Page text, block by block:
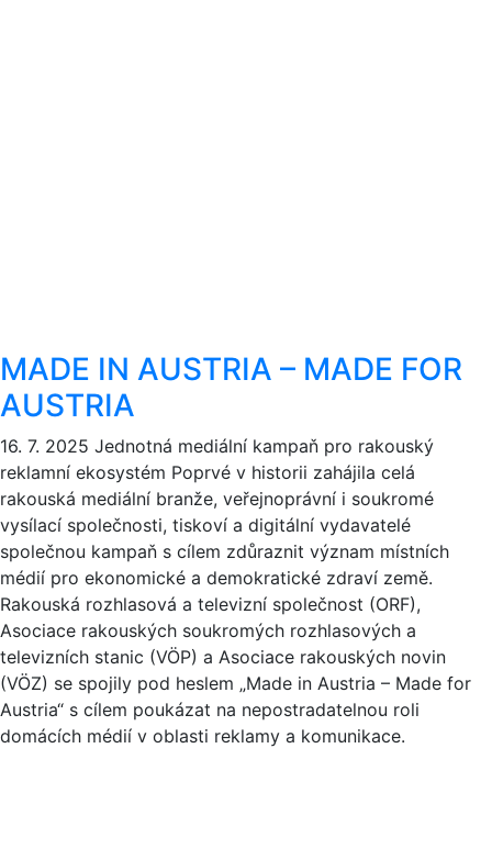
MADE IN AUSTRIA – MADE FOR
AUSTRIA
16. 7. 2025 Jednotná mediální kampaň pro rakouský
reklamní ekosystém Poprvé v historii zahájila celá
rakouská mediální branže, veřejnoprávní i soukromé
vysílací společnosti, tiskoví a digitální vydavatelé
společnou kampaň s cílem zdůraznit význam místních
médií pro ekonomické a demokratické zdraví země.
Rakouská rozhlasová a televizní společnost (ORF),
Asociace rakouských soukromých rozhlasových a
televizních stanic (VÖP) a Asociace rakouských novin
(VÖZ) se spojily pod heslem „Made in Austria – Made for
Austria“ s cílem poukázat na nepostradatelnou roli
domácích médií v oblasti reklamy a komunikace.